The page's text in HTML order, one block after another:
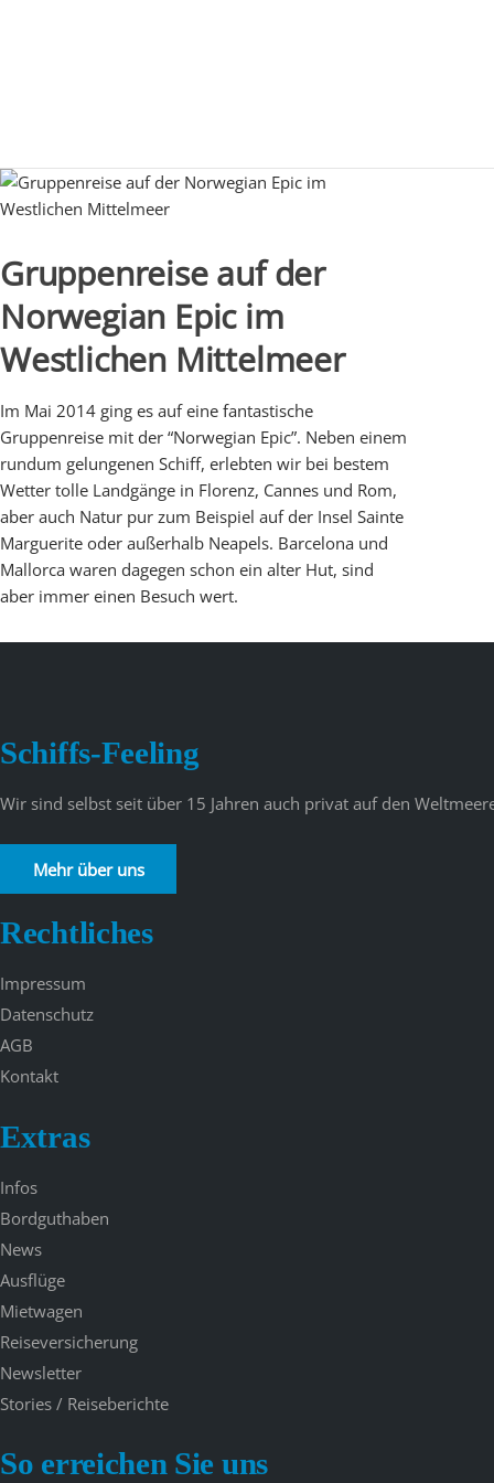
Gruppenreise auf der
Norwegian Epic im
Westlichen Mittelmeer
Im Mai 2014 ging es auf eine fantastische
Gruppenreise mit der “Norwegian Epic”. Neben einem
rundum gelungenen Schiff, erlebten wir bei bestem
Wetter tolle Landgänge in Florenz, Cannes und Rom,
aber auch Natur pur zum Beispiel auf der Insel Sainte
Marguerite oder außerhalb Neapels. Barcelona und
Mallorca waren dagegen schon ein alter Hut, sind
aber immer einen Besuch wert.
Schiffs-Feeling
Wir sind selbst seit über 15 Jahren auch privat auf den
Mehr über uns
Rechtliches
Impressum
Datenschutz
AGB
Kontakt
Extras
Infos
Bordguthaben
News
Ausflüge
Mietwagen
Reiseversicherung
Newsletter
Stories / Reiseberichte
So erreichen Sie uns